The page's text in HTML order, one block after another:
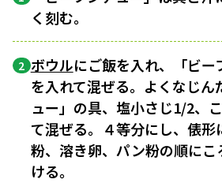
く刻む。
2 ボウルにご飯を入れ、「ビー
を入れて混ぜる。よくなじん
ュー」の具、塩小さじ1/2、
て混ぜる。４等分にし、俵形
粉、溶き卵、パン粉の順にこ
ける。